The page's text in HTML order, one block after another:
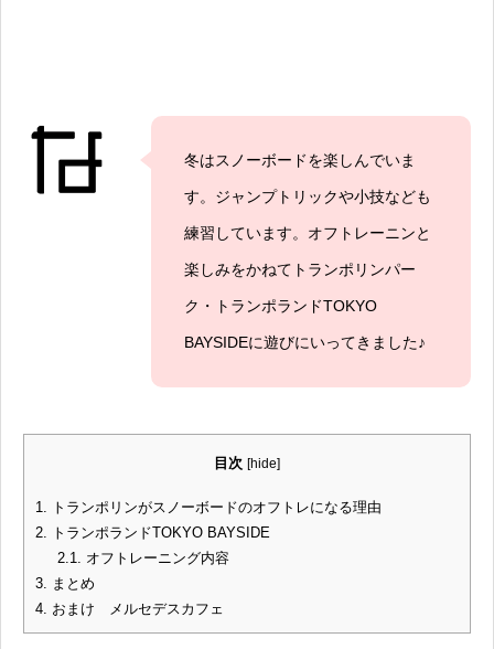
冬はスノーボードを楽しんでいま
す。ジャンプトリックや小技なども
練習しています。オフトレーニンと
楽しみをかねてトランポリンパー
ク・トランポランドTOKYO
BAYSIDEに遊びにいってきました♪
目次 [hide]
1. トランポリンがスノーボードのオフトレになる理由
2. トランポランドTOKYO BAYSIDE
2.1. オフトレーニング内容
3. まとめ
4. おまけ メルセデスカフェ